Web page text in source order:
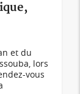
et du
lors
vous